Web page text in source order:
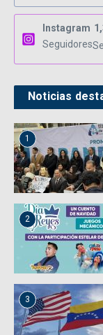
Instagram
Seguidores
Noticias
1
2
3